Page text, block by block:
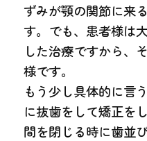
ずみが顎の関節に来
す。でも、患者様は
した治療ですから、
様です。
もう少し具体的に言
に抜歯をして矯正を
間を閉じる時に歯並